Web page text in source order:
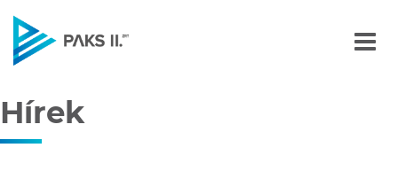
Hírek
Hírek